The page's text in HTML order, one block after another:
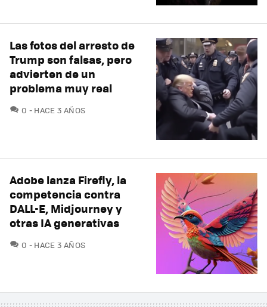
Las fotos del arresto de
Trump son falsas, pero
advierten de un
problema muy real
0 COMENTARIOS
HACE 3 AÑOS
Adobe lanza Firefly, la
competencia contra
DALL-E, Midjourney y
otras IA generativas
0 COMENTARIOS
HACE 3 AÑOS